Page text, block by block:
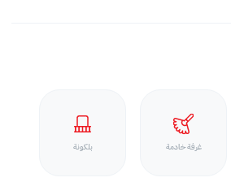
غرفة خادمة بلكونة